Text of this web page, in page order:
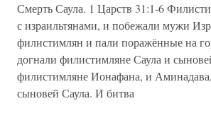
Смерть Саула. 1 Царств 31:1-6
с израильтянами, и побежали мужи
филистимлян и пали поражённые на
догнали филистимляне Саула и
филистимляне Ионафана, и
сыновей Саула. И битва